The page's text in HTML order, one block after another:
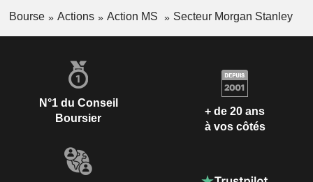
Bourse Actions Action MS Secteur Morgan Stanley
N°1 du Conseil
Boursier
+ de 20 ans
à vos côtés